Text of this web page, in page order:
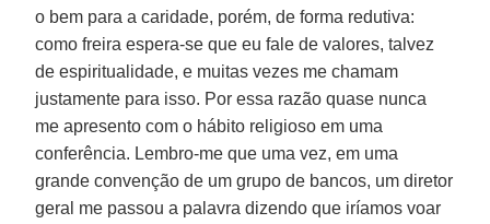
o bem para a caridade, porém, de forma redutiva:
como freira espera-se que eu fale de valores, talvez
de espiritualidade, e muitas vezes me chamam
justamente para isso. Por essa razão quase nunca
me apresento com o hábito religioso em uma
conferência. Lembro-me que uma vez, em uma
grande convenção de um grupo de bancos, um diretor
geral me passou a palavra dizendo que iríamos voar